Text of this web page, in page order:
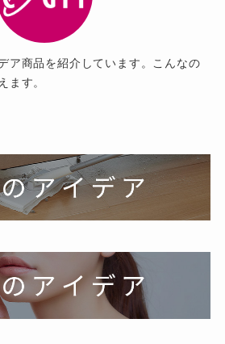
ア商品を紹介しています。こんなの
ます。